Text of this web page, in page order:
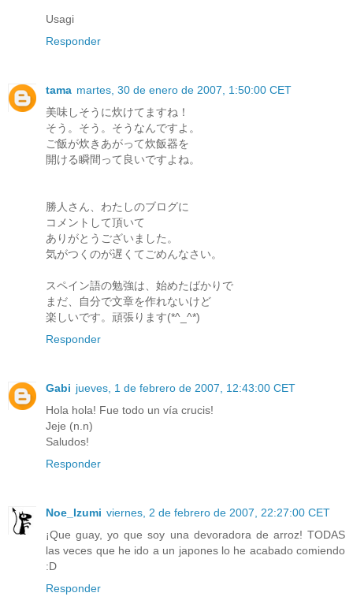
Usagi
Responder
tama martes, 30 de enero de 2007, 1:50:00 CET
美味しそうに炊けてますね！
そう。そう。そうなんですよ。
ご飯が炊きあがって炊飯器を
開ける瞬間って良いですよね。
勝人さん、わたしのブログに
コメントして頂いて
ありがとうございました。
気がつくのが遅くてごめんなさい。
スペイン語の勉強は、始めたばかりで
まだ、自分で文章を作れないけど
楽しいです。頑張ります(*^_^*)
Responder
Gabi jueves, 1 de febrero de 2007, 12:43:00 CET
Hola hola! Fue todo un vía crucis!
Jeje (n.n)
Saludos!
Responder
Noe_Izumi viernes, 2 de febrero de 2007, 22:27:00 CET
¡Que guay, yo que soy una devoradora de arroz! TODAS
las veces que he ido a un japones lo he acabado comiendo
:D
Responder